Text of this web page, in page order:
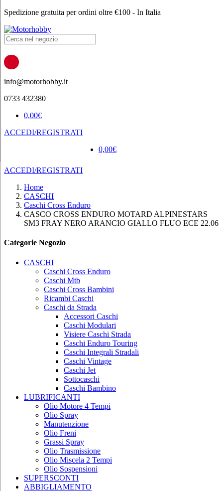
Spedizione gratuita per ordini oltre €100 - In Italia
Products
search
info@motorhobby.it
0733 432380
0,00€
ACCEDI/REGISTRATI
0,00€
ACCEDI/REGISTRATI
Home
CASCHI
Caschi Cross Enduro
CASCO CROSS ENDURO MOTARD ALPINESTARS
SM3 FRAY NERO ARANCIO GIALLO FLUO ECE 22.06
Categorie Negozio
CASCHI
Caschi Cross Enduro
Caschi Mtb
Caschi Cross Bambini
Ricambi Caschi
Caschi da Strada
Accessori Caschi
Caschi Modulari
Visiere Caschi Strada
Caschi Enduro Touring
Caschi Integrali Stradali
Caschi Vintage
Caschi Jet
Sottocaschi
Caschi Bambino
LUBRIFICANTI
Olio Motore 4 Tempi
Olio Spray
Manutenzione
Olio Freni
Grassi Spray
Olio Trasmissione
Olio Miscela 2 Tempi
Olio Sospensioni
SUPERSCONTI
ABBIGLIAMENTO